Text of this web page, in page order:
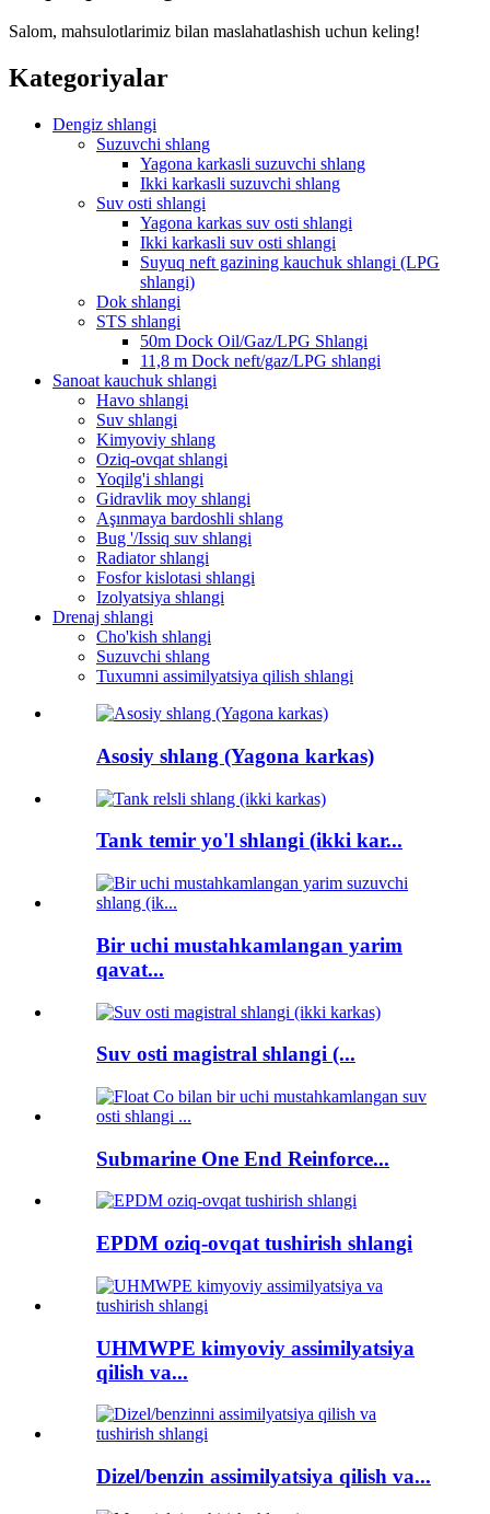
Salom, mahsulotlarimiz bilan maslahatlashish uchun keling!
Kategoriyalar
Dengiz shlangi
Suzuvchi shlang
Yagona karkasli suzuvchi shlang
Ikki karkasli suzuvchi shlang
Suv osti shlangi
Yagona karkas suv osti shlangi
Ikki karkasli suv osti shlangi
Suyuq neft gazining kauchuk shlangi (LPG
shlangi)
Dok shlangi
STS shlangi
50m Dock Oil/Gaz/LPG Shlangi
11,8 m Dock neft/gaz/LPG shlangi
Sanoat kauchuk shlangi
Havo shlangi
Suv shlangi
Kimyoviy shlang
Oziq-ovqat shlangi
Yoqilg'i shlangi
Gidravlik moy shlangi
Aşınmaya bardoshli shlang
Bug '/Issiq suv shlangi
Radiator shlangi
Fosfor kislotasi shlangi
Izolyatsiya shlangi
Drenaj shlangi
Cho'kish shlangi
Suzuvchi shlang
Tuxumni assimilyatsiya qilish shlangi
Asosiy shlang (Yagona karkas)
Tank temir yo'l shlangi (ikki kar...
Bir uchi mustahkamlangan yarim
qavat...
Suv osti magistral shlangi (...
Submarine One End Reinforce...
EPDM oziq-ovqat tushirish shlangi
UHMWPE kimyoviy assimilyatsiya
qilish va...
Dizel/benzin assimilyatsiya qilish va...